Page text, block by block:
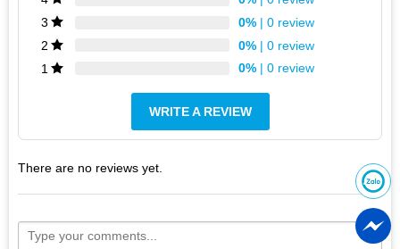
3
0% | 0 review
2
0% | 0 review
1
0% | 0 review
WRITE A REVIEW
There are no reviews yet.